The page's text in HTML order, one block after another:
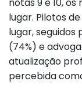
lugar. Pilotos
lugar, seguidos
(74%) e
atualização
percebida